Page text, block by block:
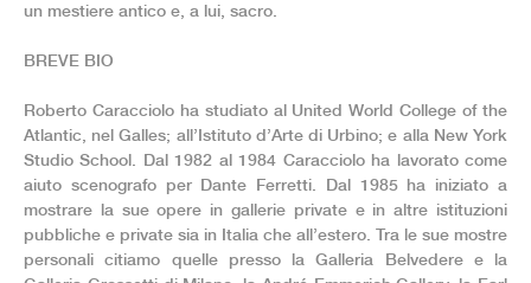
un mestiere antico e, a lui, sacro.
BREVE BIO
Roberto Caracciolo ha studiato al United World College of the
Atlantic, nel Galles; all’Istituto d’Arte di Urbino; e alla New York
Studio School. Dal 1982 al 1984 Caracciolo ha lavorato come
aiuto scenografo per Dante Ferretti. Dal 1985 ha iniziato a
mostrare la sue opere in gallerie private e in altre istituzioni
pubbliche e private sia in Italia che all’estero. Tra le sue mostre
personali citiamo quelle presso la Galleria Belvedere e la